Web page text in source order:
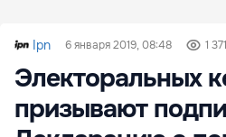
Ipn 6 января 2019, 08:48 1 371
Электоральных
призывают